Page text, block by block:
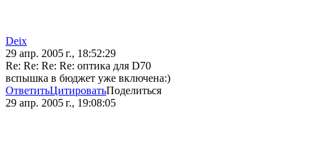
Deix
29 апр. 2005 г., 18:52:29
Re: Re: Re: Re: оптика для D70
вспышка в бюджет уже включена:)
ОтветитьЦитироватьПоделиться
29 апр. 2005 г., 19:08:05